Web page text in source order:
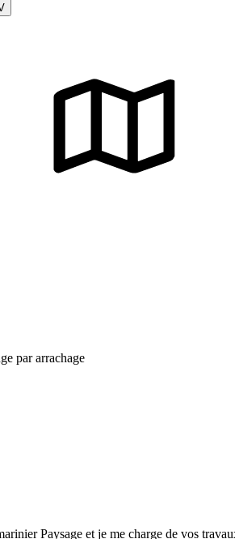
par arrachage
Paysage et je me charge de vos